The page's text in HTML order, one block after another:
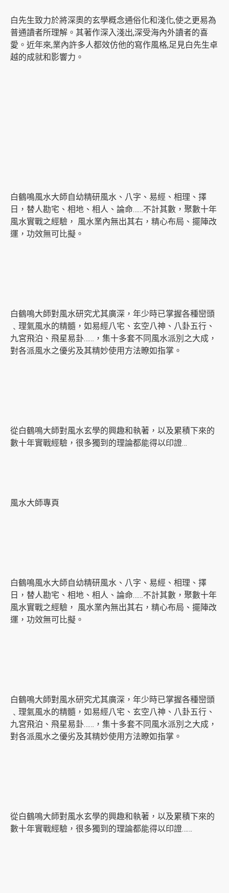
白先生致力於將深奧的玄學概念通俗化和淺化,使之更易為
普通讀者所理解。其著作深入淺出,深受海內外讀者的喜
愛。近年來,業內許多人都效仿他的寫作風格,足見白先生卓
越的成就和影響力。
白鶴鳴風水大師自幼精研風水、八字、易經、相理、擇
日，替人勘宅、相地、相人、論命……不計其數，聚數十年
風水實戰之經驗， 風水業內無出其右，精心布局、擺陣改
運，功效無可比擬。
白鶴鳴大師對風水研究尤其廣深，年少時已掌握各種巒頭
﹑理氣風水的精髓，如易經八宅、玄空八神、八卦五行、
九宮飛泊、飛星易卦……，集十多套不同風水派別之大成，
對各派風水之優劣及其精妙使用方法瞭如指掌。
從白鶴鳴大師對風水玄學的興趣和執著，以及累積下來的
數十年實戰經驗，很多獨到的理論都能得以印證…
風水大師專頁
白鶴鳴風水大師自幼精研風水、八字、易經、相理、擇
日，替人勘宅、相地、相人、論命……不計其數，聚數十年
風水實戰之經驗， 風水業內無出其右，精心布局、擺陣改
運，功效無可比擬。
白鶴鳴大師對風水研究尤其廣深，年少時已掌握各種巒頭
﹑理氣風水的精髓，如易經八宅、玄空八神、八卦五行、
九宮飛泊、飛星易卦……，集十多套不同風水派別之大成，
對各派風水之優劣及其精妙使用方法瞭如指掌。
從白鶴鳴大師對風水玄學的興趣和執著，以及累積下來的
數十年實戰經驗，很多獨到的理論都能得以印證……